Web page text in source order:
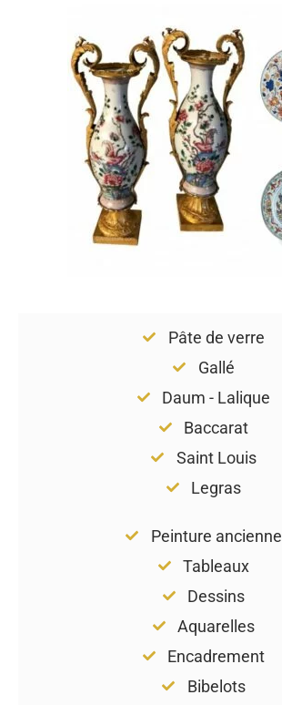
Pâte de verre
Gallé
Daum - Lalique
Baccarat
Saint Louis
Legras
Peinture ancienne
Tableaux
Dessins
Aquarelles
Encadrement
Bibelots